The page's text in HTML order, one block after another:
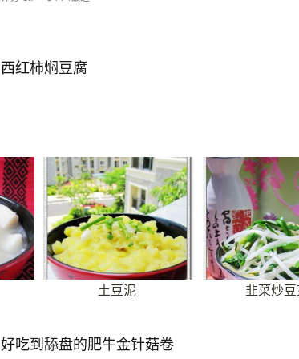
西红柿焖豆腐
土豆泥 韭菜炒
好吃到舔盘的肥牛金针菇卷